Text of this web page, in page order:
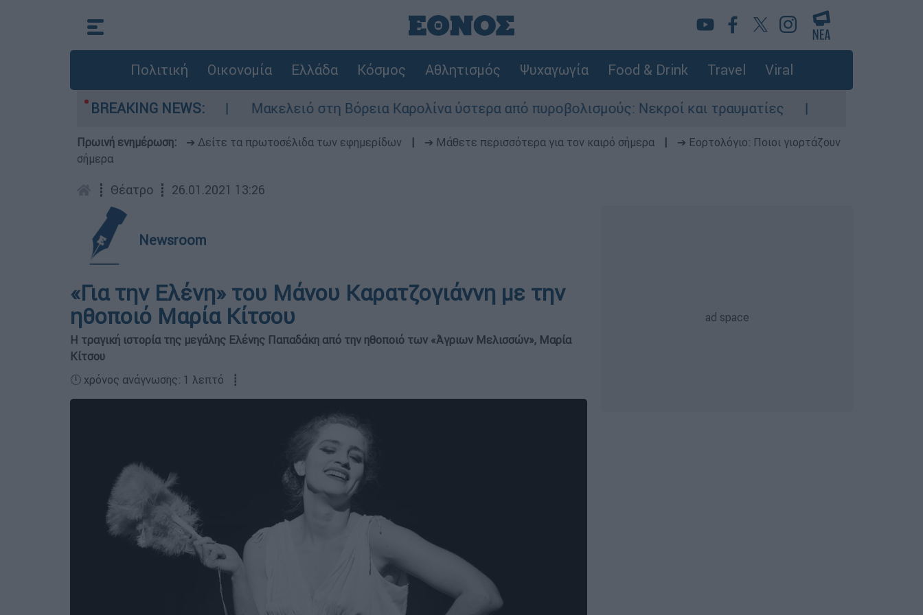
Πολιτική Οικονομία Ελλάδα Κόσμος Αθλητισμός Ψυχαγωγία Food & Drink Travel Viral
BREAKING NEWS:
ελικοπτέρων στη Ψάθα Μακελειό στη Βόρεια Καρολίνα ύστερα από πυροβολισμούς: Νεκροί και τραυματίες Σοκαριστικό
Πρωινή ενημέρωση: ➔ Δείτε τα πρωτοσέλιδα των εφημερίδων ➔ Μάθετε περισσότερα για τον καιρό σήμερα
➔ Εορτολόγιο: Ποιοι γιορτάζουν
σήμερα
┋ Θέατρο ┋ 26.01.2021 13:26
Newsroom
«Για την Ελένη» του Μάνου Καρατζογιάννη με την
ηθοποιό Μαρία Κίτσου
Η τραγική ιστορία της μεγάλης Ελένης Παπαδάκη από την ηθοποιό των «Άγριων Μελισσών», Μαρία
Κίτσου
🕛 χρόνος ανάγνωσης: 1 λεπτό ┋